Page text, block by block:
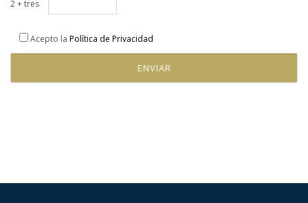
2 + tres
Acepto la Política de Privacidad